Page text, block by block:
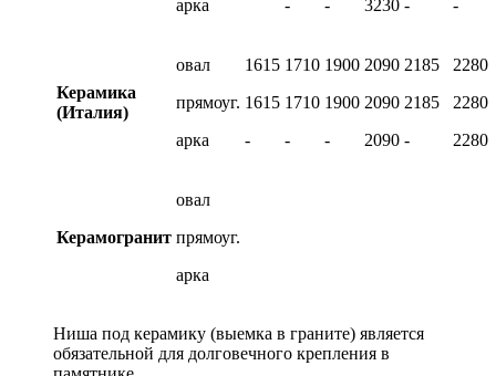
арка - - 3230 - -
Керамика
(Италия)
овал
прямоуг.
арка
1615
1615
-
1710
1710
-
1900
1900
-
2090
2090
2090
2185
2185
-
2280
2280
2280
Керамогранит
овал
прямоуг.
арка
Ниша под керамику (выемка в граните) является
обязательной для долговечного крепления в